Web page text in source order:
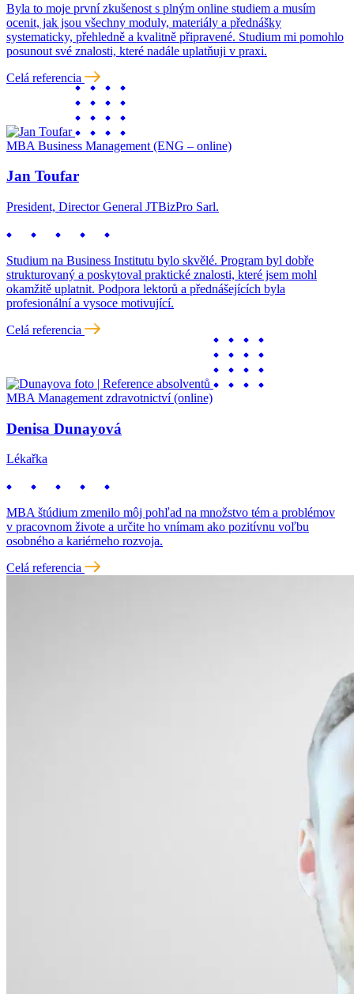
Byla to moje první zkušenost s plným online studiem a musím
ocenit, jak jsou všechny moduly, materiály a přednášky
systematicky, přehledně a kvalitně připravené. Studium mi pomohlo
posunout své znalosti, které nadále uplatňuji v praxi.
Celá referencia
MBA Business Management (ENG – online)
Jan Toufar
President, Director General JTBizPro Sarl.
Studium na Business Institutu bylo skvělé. Program byl dobře
strukturovaný a poskytoval praktické znalosti, které jsem mohl
okamžitě uplatnit. Podpora lektorů a přednášejících byla
profesionální a vysoce motivující.
Celá referencia
MBA Management zdravotnictví (online)
Denisa Dunayová
Lékařka
MBA štúdium zmenilo môj pohľad na množstvo tém a problémov
v pracovnom živote a určite ho vnímam ako pozitívnu voľbu
osobného a kariérneho rozvoja.
Celá referencia